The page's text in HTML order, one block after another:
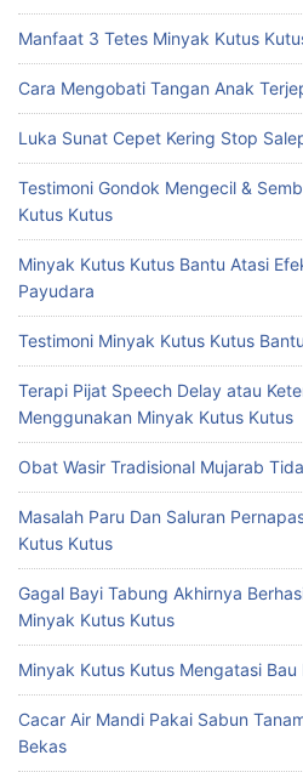
Manfaat 3 Tetes Minyak Kutus
Cara Mengobati Tangan Anak
Luka Sunat Cepet Kering Stop
Testimoni Gondok Mengecil &
Kutus Kutus
Minyak Kutus Kutus Bantu Atasi
Payudara
Testimoni Minyak Kutus Kutus
Terapi Pijat Speech Delay atau
Menggunakan Minyak Kutus Kutus
Obat Wasir Tradisional Mujarab
Masalah Paru Dan Saluran
Kutus Kutus
Gagal Bayi Tabung Akhirnya
Minyak Kutus Kutus
Minyak Kutus Kutus Mengatasi Bau
Cacar Air Mandi Pakai Sabun
Bekas